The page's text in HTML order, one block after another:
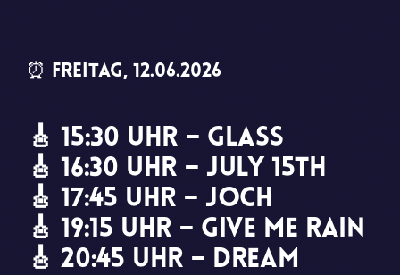
⏰ Freitag, 12.06.2026
🎸 15:30 Uhr – Glass
🎸 16:30 Uhr – July 15th
🎸 17:45 Uhr – JOCH
🎸 19:15 Uhr – Give Me Rain
🎸 20:45 Uhr – Dream